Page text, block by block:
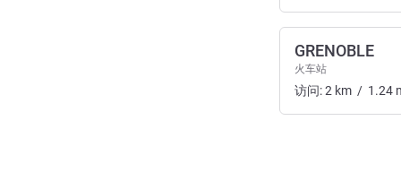
GRENOBLE
火车站
访问:2 km / 1.24